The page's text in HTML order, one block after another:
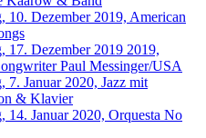
10. Dezember 2019, American
17. Dezember 2019 2019,
Paul Messinger/USA
7. Januar 2020, Jazz mit
& Klavier
14. Januar 2020, Orquesta No